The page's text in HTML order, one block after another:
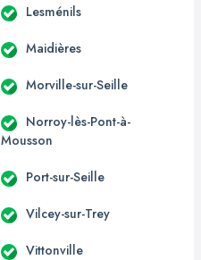
Lesménils
Maidières
Morville-sur-Seille
Norroy-lès-Pont-à-
Mousson
Port-sur-Seille
Vilcey-sur-Trey
Vittonville